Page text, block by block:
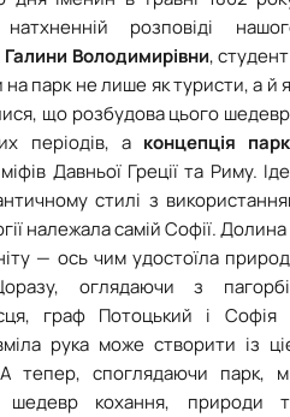
розповіді
Галини Володимирівни,
парк не лише як туристи, а й
що розбудова цього
періодів, аконцепція
Давньої Греції та Риму.
стилі з
належала самій Софії. Долина
— ось чим удостоїла
оглядаючи з
граф Потоцький і Софія
рука може створити із
тепер, споглядаючи парк,
шедевр кохання, природи